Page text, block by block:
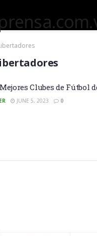
Clubes de Fútbol
JUNE 5, 2023 0